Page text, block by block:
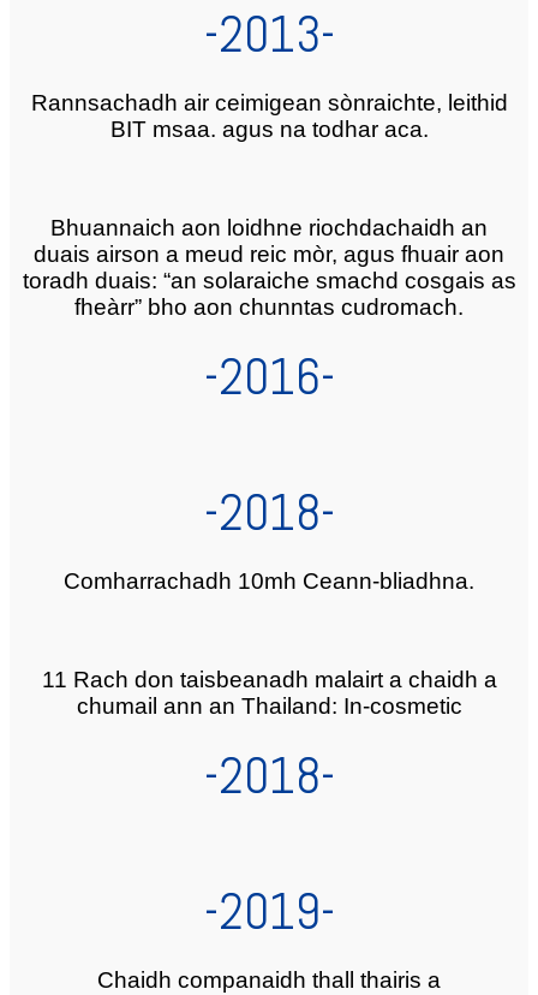
-2013-
Rannsachadh air ceimigean sònraichte, leithid
BIT msaa. agus na todhar aca.
Bhuannaich aon loidhne riochdachaidh an
duais airson a meud reic mòr, agus fhuair aon
toradh duais: “an solaraiche smachd cosgais as
fheàrr” bho aon chunntas cudromach.
-2016-
-2018-
Comharrachadh 10mh Ceann-bliadhna.
11 Rach don taisbeanadh malairt a chaidh a
chumail ann an Thailand: In-cosmetic
-2018-
-2019-
Chaidh companaidh thall thairis a